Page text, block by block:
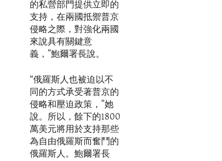
的私營部門提供立即的
支持，在兩國抵禦普京
侵略之際，對強化兩國
來說具有關鍵意
義，”鮑爾署長說。
“俄羅斯人也被迫以不
同的方式承受著普京的
侵略和壓迫政策，”她
說。所以，餘下的1800
萬美元將用於支持那些
為自由俄羅斯而奮鬥的
俄羅斯人。鮑爾署長